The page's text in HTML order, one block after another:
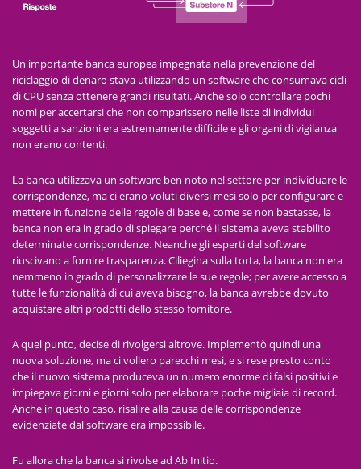
Un'importante banca europea impegnata nella prevenzione del
riciclaggio di denaro stava utilizzando un software che consumava cicli
di CPU senza ottenere grandi risultati. Anche solo controllare pochi
nomi per accertarsi che non comparissero nelle liste di individui
soggetti a sanzioni era estremamente difficile e gli organi di vigilanza
non erano contenti.
La banca utilizzava un software ben noto nel settore per individuare le
corrispondenze, ma ci erano voluti diversi mesi solo per configurare e
mettere in funzione delle regole di base e, come se non bastasse, la
banca non era in grado di spiegare perché il sistema aveva stabilito
determinate corrispondenze. Neanche gli esperti del software
riuscivano a fornire trasparenza. Ciliegina sulla torta, la banca non era
nemmeno in grado di personalizzare le sue regole; per avere accesso a
tutte le funzionalità di cui aveva bisogno, la banca avrebbe dovuto
acquistare altri prodotti dello stesso fornitore.
A quel punto, decise di rivolgersi altrove. Implementò quindi una
nuova soluzione, ma ci vollero parecchi mesi, e si rese presto conto
che il nuovo sistema produceva un numero enorme di falsi positivi e
impiegava giorni e giorni solo per elaborare poche migliaia di record.
Anche in questo caso, risalire alla causa delle corrispondenze
evidenziate dal software era impossibile.
Fu allora che la banca si rivolse ad Ab Initio.